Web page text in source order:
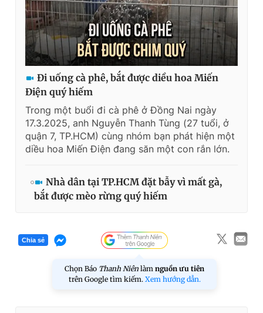
Đi uống cà phê, bắt được diều hoa Miến
Điện quý hiếm
Trong một buổi đi cà phê ở Đồng Nai ngày
17.3.2025, anh Nguyễn Thanh Tùng (27 tuổi, ở
quận 7, TP.HCM) cùng nhóm bạn phát hiện một
diều hoa Miến Điện đang săn một con rắn lớn.
Nhà dân tại TP.HCM đặt bẫy vì mất gà,
bắt được mèo rừng quý hiếm
Chia sẻ
Chọn Báo Thanh Niên làm nguồn ưu tiên
trên Google tìm kiếm. Xem hướng dẫn.